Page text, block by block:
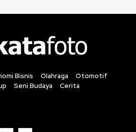
Bisnis Olahraga
Otomotif
Seni Budaya Cerita